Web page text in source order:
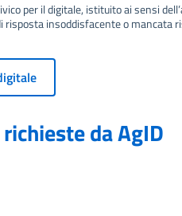
per il digitale, istituito ai sensi
risposta insoddisfacente o mancata
da AgID